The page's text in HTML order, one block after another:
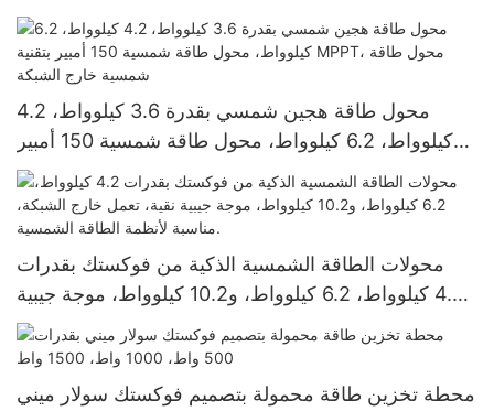
محول طاقة هجين شمسي بقدرة 3.6 كيلوواط، 4.2
كيلوواط، 6.2 كيلوواط، محول طاقة شمسية 150 أمبير
بتقنية MPPT، محول طاقة شمسية خارج الشبكة
محولات الطاقة الشمسية الذكية من فوكستك بقدرات
4.2 كيلوواط، 6.2 كيلوواط، و10.2 كيلوواط، موجة جيبية
نقية، تعمل خارج الشبكة، مناسبة لأنظمة الطاقة
محطة تخزين طاقة محمولة بتصميم فوكستك سولار ميني